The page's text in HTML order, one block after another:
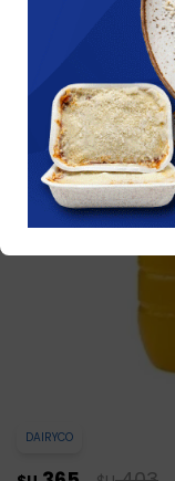
DAIRYCO